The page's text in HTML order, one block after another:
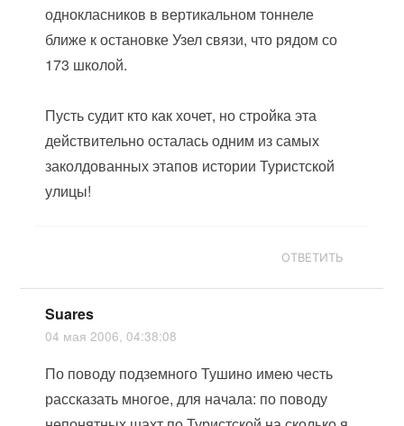
однокласников в вертикальном тоннеле
ближе к остановке Узел связи, что рядом со
173 школой.
Пусть судит кто как хочет, но стройка эта
действительно осталась одним из самых
заколдованных этапов истории Туристской
улицы!
ОТВЕТИТЬ
Suares
04 мая 2006, 04:38:08
По поводу подземного Тушино имею честь
рассказать многое, для начала: по поводу